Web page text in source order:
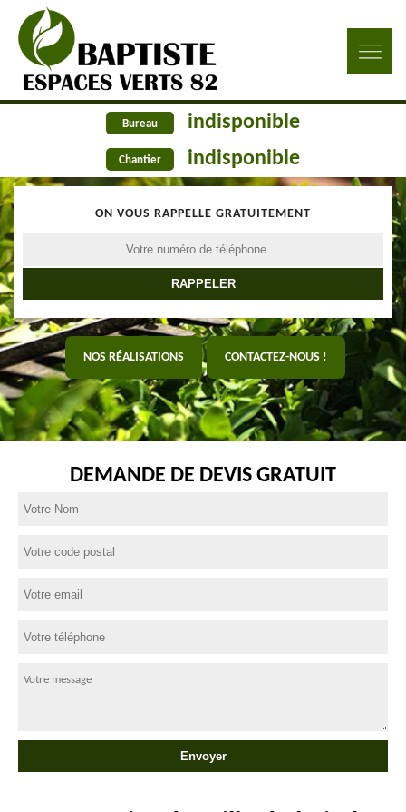
Bureau indisponible
Chantier indisponible
ON VOUS RAPPELLE GRATUITEMENT
NOS RÉALISATIONS CONTACTEZ-NOUS !
DEMANDE DE DEVIS GRATUIT